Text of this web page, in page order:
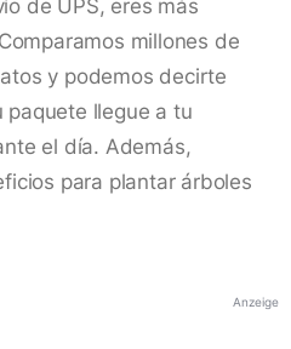
de UPS, eres más
millones de
y podemos decirte
paquete llegue a tu
el día. Además,
para plantar árboles
Anzeige